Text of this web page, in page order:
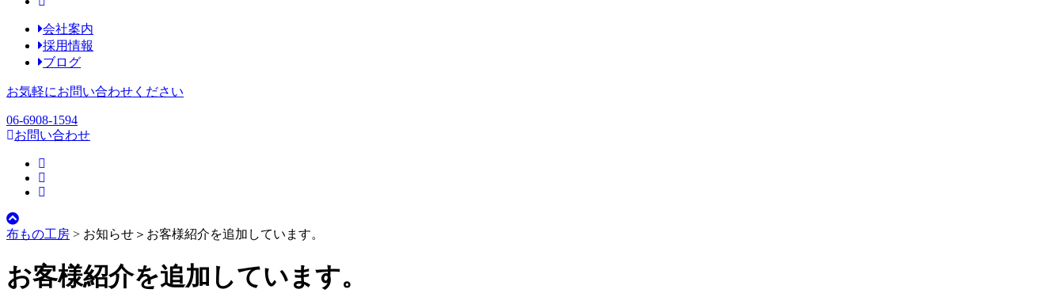
会社案内
採用情報
ブログ
お気軽にお問い合わせください
06-6908-1594
お問い合わせ
布もの工房 > お知らせ＞ お客様紹介を追加しています。
お客様紹介を追加しています。